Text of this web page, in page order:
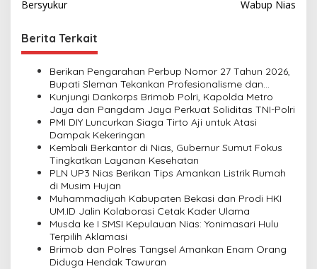
s
t
n
Bersyukur Wabup Nias
Berita Terkait
Berikan Pengarahan Perbup Nomor 27 Tahun 2026,
Bupati Sleman Tekankan Profesionalisme dan
Pelayanan Masyarakat
Kunjungi Dankorps Brimob Polri, Kapolda Metro
Jaya dan Pangdam Jaya Perkuat Soliditas TNI-Polri
PMI DIY Luncurkan Siaga Tirto Aji untuk Atasi
Dampak Kekeringan
Kembali Berkantor di Nias, Gubernur Sumut Fokus
Tingkatkan Layanan Kesehatan
PLN UP3 Nias Berikan Tips Amankan Listrik Rumah
di Musim Hujan
Muhammadiyah Kabupaten Bekasi dan Prodi HKI
UM.ID Jalin Kolaborasi Cetak Kader Ulama
Musda ke I SMSI Kepulauan Nias: Yonimasari Hulu
Terpilih Aklamasi
Brimob dan Polres Tangsel Amankan Enam Orang
Diduga Hendak Tawuran